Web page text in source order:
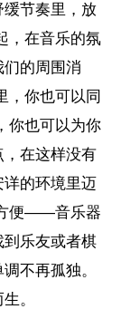
节奏里，放
，在音乐的氛
的周围消
，你也可以同
你也可以为你
在这样没有
的环境里迈
便——音乐器
乐友或者棋
不再孤独。
。